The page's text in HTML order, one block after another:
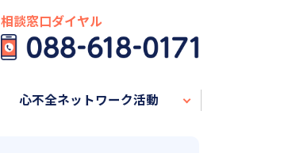
相談窓口ダイヤル
心不全ネットワーク活動